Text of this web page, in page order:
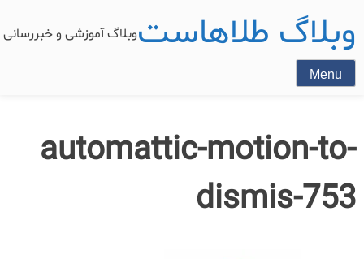
وبلاگ طلاهاستوبلاگ آموزشی و
Menu
automattic-motion-to-
dismis-753